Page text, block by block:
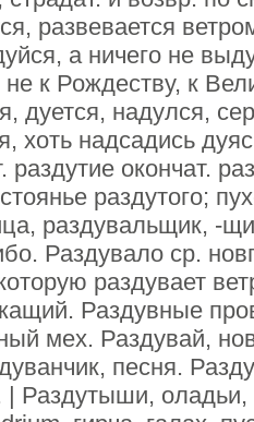
развевается
а ничего не
не к Рождеству, к
дуется, надулся,
хоть надсадись
раздутие окончат.
раздутого;
раздувальщик, -
Раздувало ср.
раздувает
Раздувные
мех. Раздувай,
песня.
| Раздутыши,